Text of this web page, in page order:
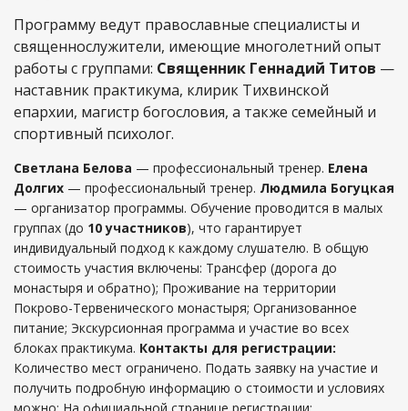
Программу ведут православные специалисты и
священнослужители, имеющие многолетний опыт
работы с группами: Священник Геннадий Титов —
наставник практикума, клирик Тихвинской
епархии, магистр богословия, а также семейный и
спортивный психолог.
Светлана Белова — профессиональный тренер. Елена
Долгих — профессиональный тренер. Людмила Богуцкая
— организатор программы. Обучение проводится в малых
группах (до 10 участников), что гарантирует
индивидуальный подход к каждому слушателю. В общую
стоимость участия включены: Трансфер (дорога до
монастыря и обратно); Проживание на территории
Покрово-Тервенического монастыря; Организованное
питание; Экскурсионная программа и участие во всех
блоках практикума. Контакты для регистрации:
Количество мест ограничено. Подать заявку на участие и
получить подробную информацию о стоимости и условиях